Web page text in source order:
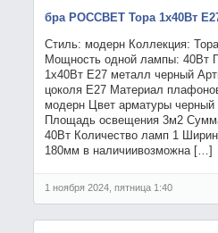
бра РОССВЕТ Тора 1х40Вт
Стиль: модерн Коллекция:
Мощность одной лампы:
1х40Вт E27 металл черный
цоколя E27 Материал
модерн Цвет арматуры
Площадь освещения 3м2
40Вт Количество ламп 1
180мм в наличиивозможна […]
1 ноября 2024, пятница 1:40